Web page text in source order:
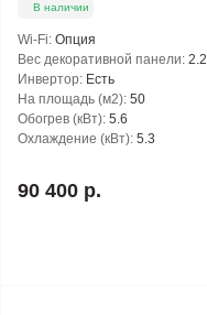
В наличии
Wi-Fi: Опция
Вес декоративной панели: 2.2
Инвертор: Есть
На площадь (м2): 50
Обогрев (кВт): 5.6
Охлаждение (кВт): 5.3
90 400 р.